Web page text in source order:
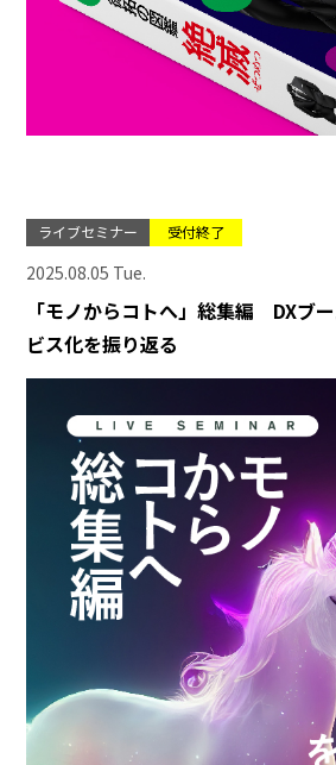
ライブセミナー 受付終了
2025.08.05 Tue.
「モノからコトへ」総集編 DXブ
ビス化を振り返る